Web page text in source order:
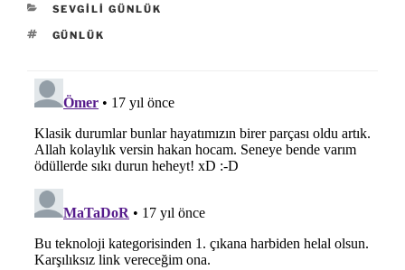
KATEGORILER
SEVGILI GÜNLÜK
ETIKETLER
GÜNLÜK